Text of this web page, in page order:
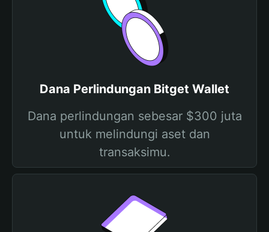
Dana Perlindungan Bitget Wallet
Dana perlindungan sebesar $300 juta
untuk melindungi aset dan
transaksimu.